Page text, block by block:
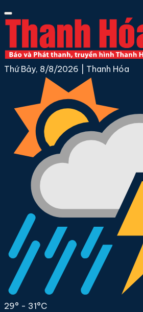
Thứ Bảy, 8/8/2026 Thanh Hóa
29° - 31°C